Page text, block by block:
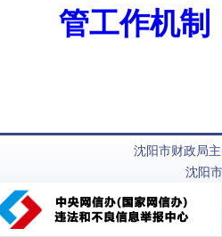
管工作机制